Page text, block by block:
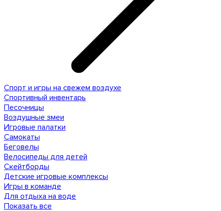
Спорт и игры на свежем воздухе
Спортивный инвентарь
Песочницы
Воздушные змеи
Игровые палатки
Самокаты
Беговелы
Велосипеды для детей
Скейтборды
Детские игровые комплексы
Игры в команде
Для отдыха на воде
Показать все